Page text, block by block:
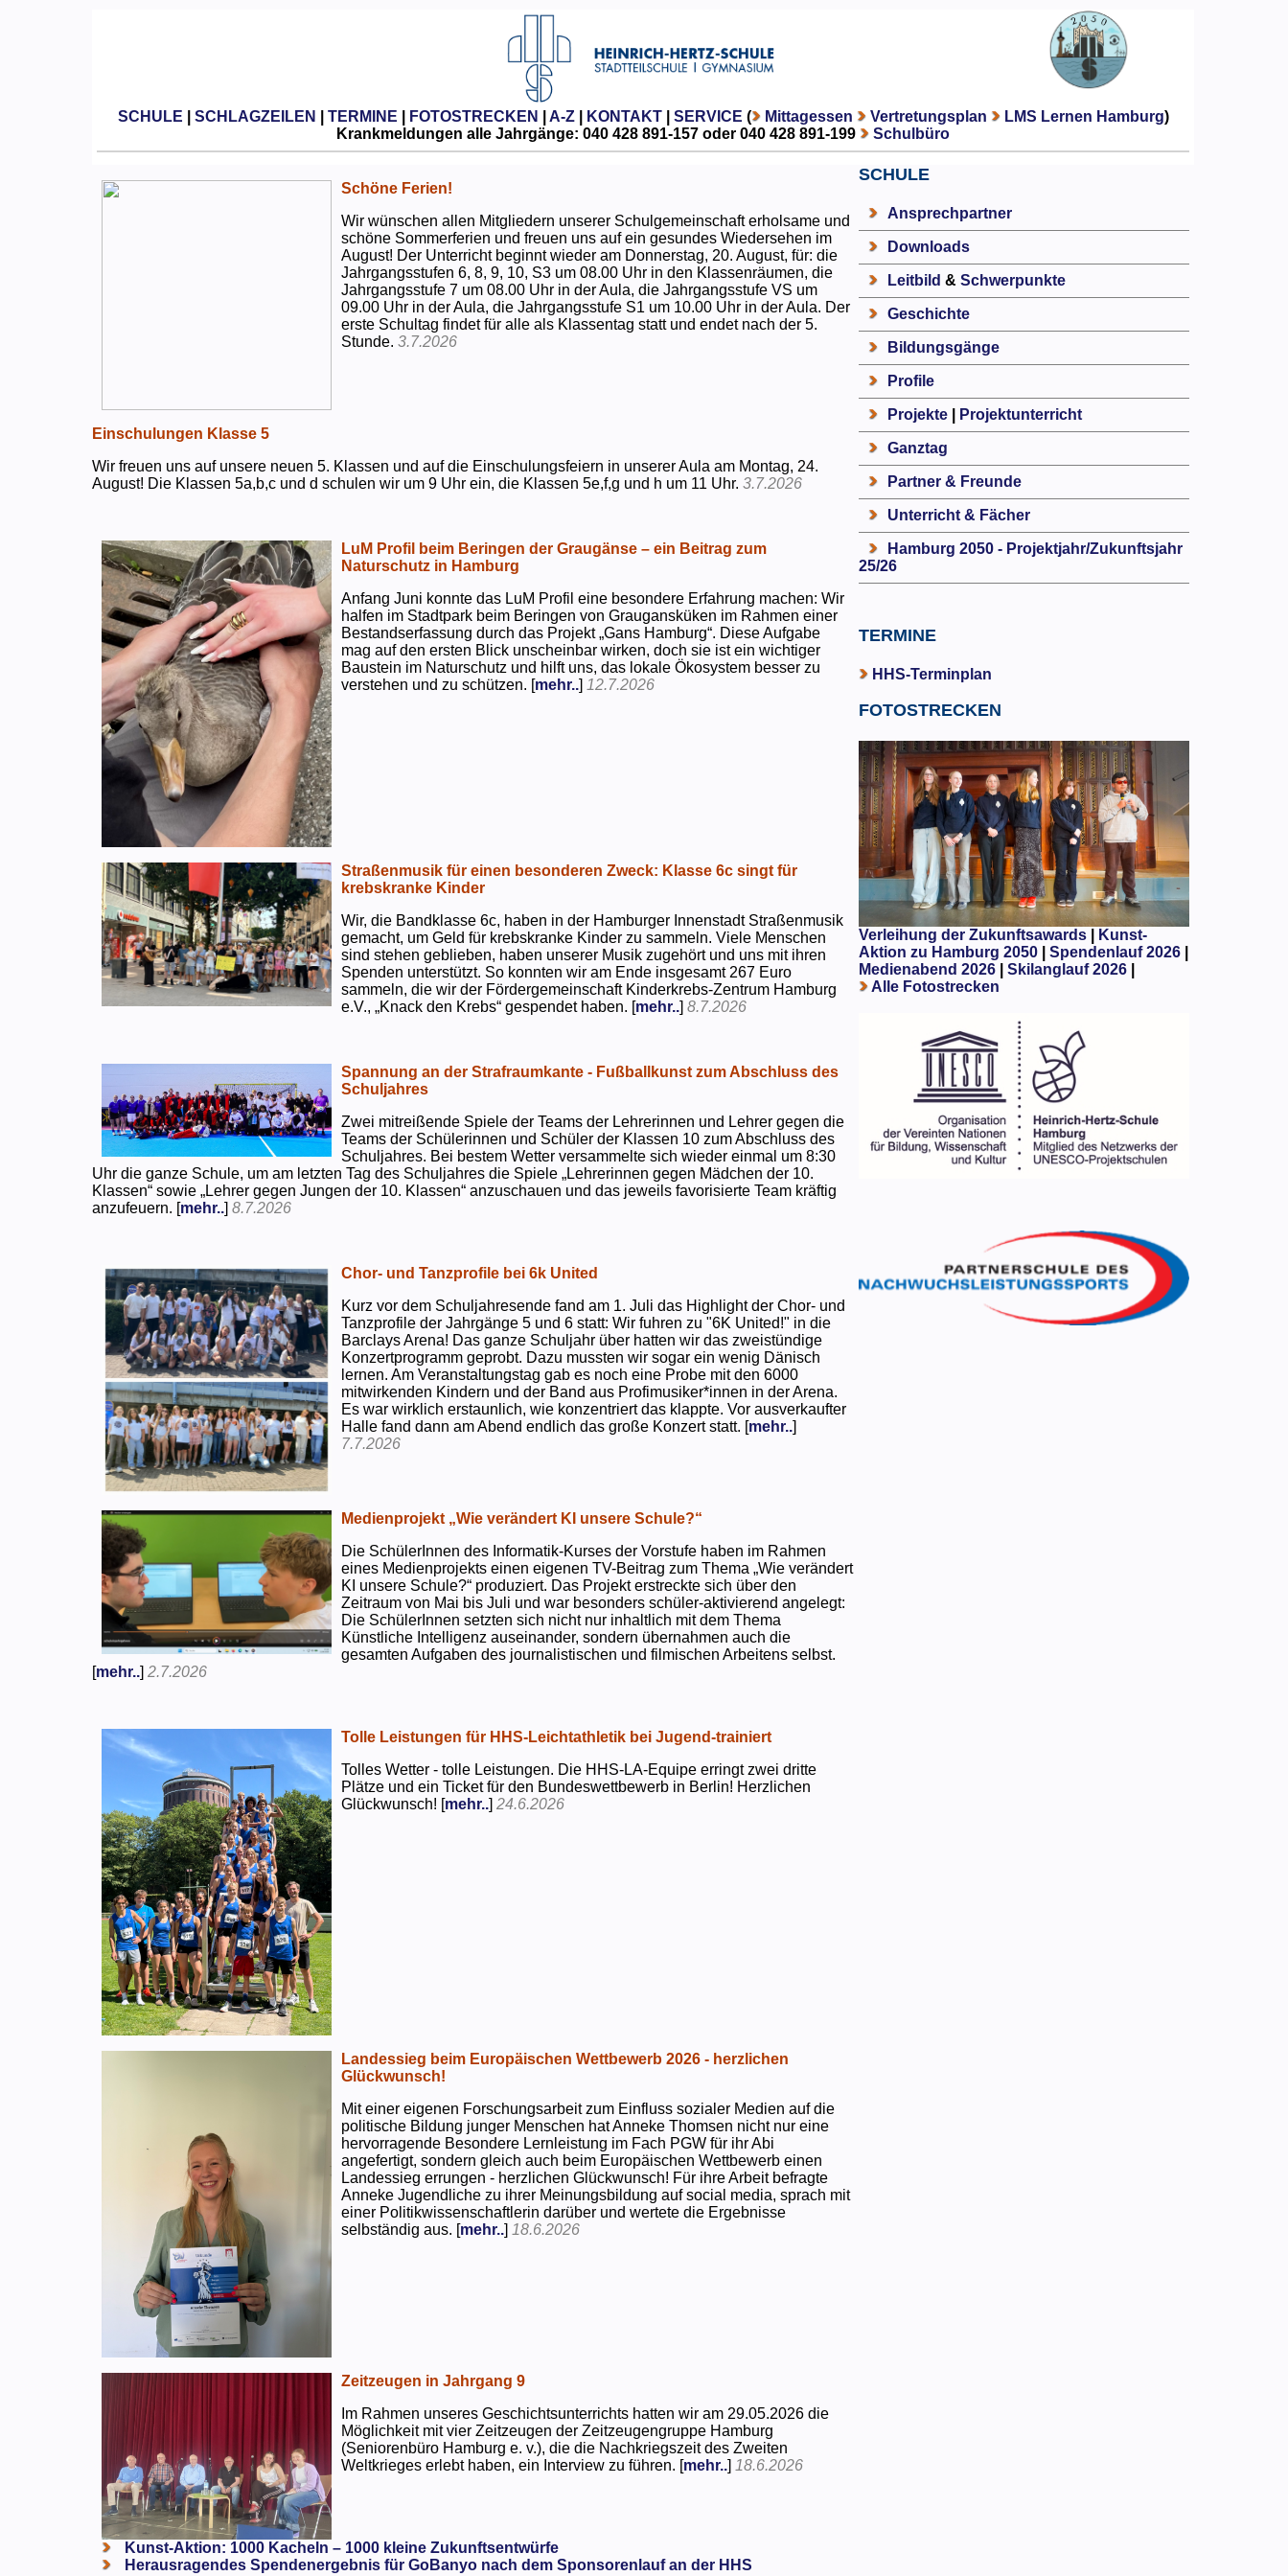
SCHULE SCHLAGZEILEN TERMINE FOTOSTRECKEN A-Z| KONTAKT| SERVICE ( Mittagessen Vertretungsplan LMS Lernen Hamburg)
Krankmeldungen alle Jahrgänge: 040 428 891-157 oder 040 428 891-199
Schulbüro
Schöne Ferien!
Wir wünschen allen Mitgliedern unserer Schulgemeinschaft erholsame und
schöne Sommerferien und freuen uns auf ein gesundes Wiedersehen im
August! Der Unterricht beginnt wieder am Donnerstag, 20. August, für: die
Jahrgangsstufen 6, 8, 9, 10, S3 um 08.00 Uhr in den Klassenräumen, die
Jahrgangsstufe 7 um 08.00 Uhr in der Aula, die Jahrgangsstufe VS um
09.00 Uhr in der Aula, die Jahrgangsstufe S1 um 10.00 Uhr in der Aula. Der
erste Schultag findet für alle als Klassentag statt und endet nach der 5.
Stunde.3.7.2026
Einschulungen Klasse 5
Wir freuen uns auf unsere neuen 5. Klassen und auf die Einschulungsfeiern in unserer Aula am Montag, 24.
August! Die Klassen 5a,b,c und d schulen wir um 9 Uhr ein, die Klassen 5e,f,g und h um 11 Uhr.3.7.2026
LuM Profil beim Beringen der Graugänse – ein Beitrag zum
Naturschutz in Hamburg
Anfang Juni konnte das LuM Profil eine besondere Erfahrung machen: Wir
halfen im Stadtpark beim Beringen von Graugansküken im Rahmen einer
Bestandserfassung durch das Projekt „Gans Hamburg“. Diese Aufgabe
mag auf den ersten Blick unscheinbar wirken, doch sie ist ein wichtiger
Baustein im Naturschutz und hilft uns, das lokale Ökosystem besser zu
verstehen und zu schützen. [mehr..] 12.7.2026
Straßenmusik für einen besonderen Zweck: Klasse 6c singt für
krebskranke Kinder
Wir, die Bandklasse 6c, haben in der Hamburger Innenstadt Straßenmusik
gemacht, um Geld für krebskranke Kinder zu sammeln. Viele Menschen
sind stehen geblieben, haben unserer Musik zugehört und uns mit ihren
Spenden unterstützt. So konnten wir am Ende insgesamt 267 Euro
sammeln, die wir der Fördergemeinschaft Kinderkrebs-Zentrum Hamburg
e.V., „Knack den Krebs“ gespendet haben. [mehr..]8.7.2026
Spannung an der Strafraumkante - Fußballkunst zum Abschluss des
Schuljahres
Zwei mitreißende Spiele der Teams der Lehrerinnen und Lehrer gegen die
Teams der Schülerinnen und Schüler der Klassen 10 zum Abschluss des
Schuljahres. Bei bestem Wetter versammelte sich wieder einmal um 8:30
Uhr die ganze Schule, um am letzten Tag des Schuljahres die Spiele „Lehrerinnen gegen Mädchen der 10.
Klassen“ sowie „Lehrer gegen Jungen der 10. Klassen“ anzuschauen und das jeweils favorisierte Team kräftig
anzufeuern. [mehr..]8.7.2026
Chor- und Tanzprofile bei 6k United
Kurz vor dem Schuljahresende fand am 1. Juli das Highlight der Chor- und
Tanzprofile der Jahrgänge 5 und 6 statt: Wir fuhren zu "6K United!" in die
Barclays Arena! Das ganze Schuljahr über hatten wir das zweistündige
Konzertprogramm geprobt. Dazu mussten wir sogar ein wenig Dänisch
lernen. Am Veranstaltungstag gab es noch eine Probe mit den 6000
mitwirkenden Kindern und der Band aus Profimusiker*innen in der Arena.
Es war wirklich erstaunlich, wie konzentriert das klappte. Vor ausverkaufter
Halle fand dann am Abend endlich das große Konzert statt. [mehr..]
7.7.2026
Medienprojekt „Wie verändert KI unsere Schule?“
Die SchülerInnen des Informatik-Kurses der Vorstufe haben im Rahmen
eines Medienprojekts einen eigenen TV-Beitrag zum Thema „Wie verändert
KI unsere Schule?“ produziert. Das Projekt erstreckte sich über den
Zeitraum von Mai bis Juli und war besonders schüler-aktivierend angelegt:
Die SchülerInnen setzten sich nicht nur inhaltlich mit dem Thema
Künstliche Intelligenz auseinander, sondern übernahmen auch die
gesamten Aufgaben des journalistischen und filmischen Arbeitens selbst.
[mehr..]2.7.2026
Tolle Leistungen für HHS-Leichtathletik bei Jugend-trainiert
Tolles Wetter - tolle Leistungen. Die HHS-LA-Equipe erringt zwei dritte
Plätze und ein Ticket für den Bundeswettbewerb in Berlin! Herzlichen
Glückwunsch! [mehr..]24.6.2026
Landessieg beim Europäischen Wettbewerb 2026 - herzlichen
Glückwunsch!
Mit einer eigenen Forschungsarbeit zum Einfluss sozialer Medien auf die
politische Bildung junger Menschen hat Anneke Thomsen nicht nur eine
hervorragende Besondere Lernleistung im Fach PGW für ihr Abi
angefertigt, sondern gleich auch beim Europäischen Wettbewerb einen
Landessieg errungen - herzlichen Glückwunsch! Für ihre Arbeit befragte
Anneke Jugendliche zu ihrer Meinungsbildung auf social media, sprach mit
einer Politikwissenschaftlerin darüber und wertete die Ergebnisse
selbständig aus. [mehr..] 18.6.2026
Zeitzeugen in Jahrgang 9
Im Rahmen unseres Geschichtsunterrichts hatten wir am 29.05.2026 die
Möglichkeit mit vier Zeitzeugen der Zeitzeugengruppe Hamburg
(Seniorenbüro Hamburg e. v.), die die Nachkriegszeit des Zweiten
Weltkrieges erlebt haben, ein Interview zu führen. [mehr..] 18.6.2026
Kunst-Aktion: 1000 Kacheln – 1000 kleine Zukunftsentwürfe
Herausragendes Spendenergebnis für GoBanyo nach dem Sponsorenlauf an der HHS
SCHULE
Ansprechpartner
Downloads
Leitbild & Schwerpunkte
Geschichte
Bildungsgänge
Profile
Projekte| Projektunterricht
Ganztag
Partner & Freunde
Unterricht & Fächer
Hamburg 2050 - Projektjahr/Zukunftsjahr
25/26
TERMINE
HHS-Terminplan
FOTOSTRECKEN
Verleihung der Zukunftsawards|
Kunst-
Aktion zu Hamburg 2050
Spendenlauf 2026|
Medienabend 2026| Skilanglauf 2026|
Alle Fotostrecken